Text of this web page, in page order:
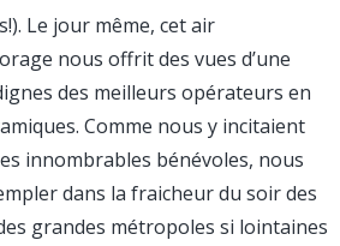
Le jour même, cet air
nous offrit des vues d’une
des meilleurs opérateurs en
Comme nous y incitaient
innombrables bénévoles, nous
dans la fraicheur du soir des
grandes métropoles si lointaines